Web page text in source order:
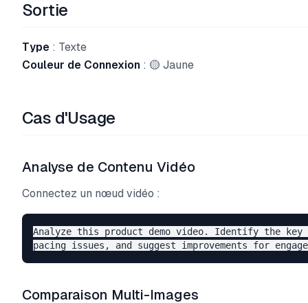
Sortie
Type : Texte
Couleur de Connexion : 🟡 Jaune
Cas d'Usage
Analyse de Contenu Vidéo
Connectez un nœud vidéo :
Analyze this product demo video. Identify the
Comparaison Multi-Images